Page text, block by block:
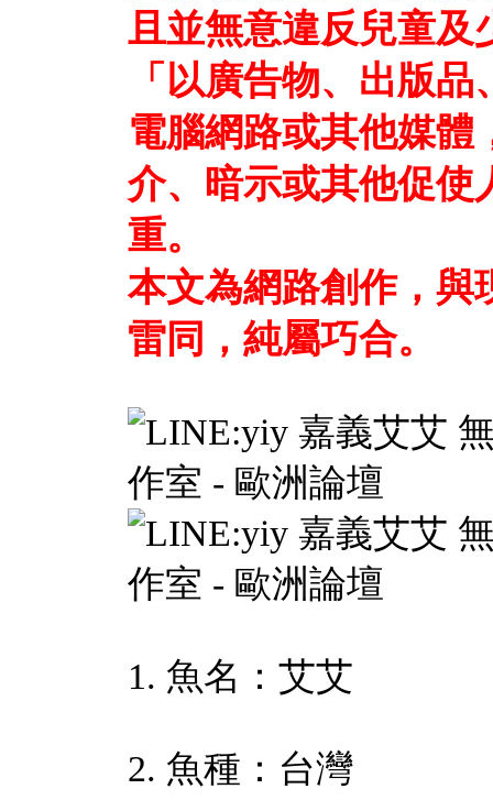
且並無意違反兒童及
「以廣告物、出版
電腦網路或其他媒體
介、暗示或其他促使
重。
本文為網路創作，與
雷同，純屬巧合。
1. 魚名：艾艾
2. 魚種：台灣